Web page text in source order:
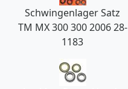
Schwingenlager Satz
TM MX 300 300 2006 28-
1183